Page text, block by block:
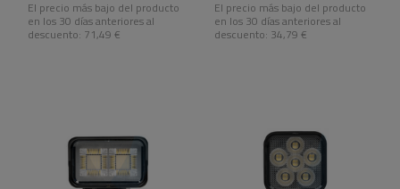
El precio más bajo del producto
en los 30 días anteriores al
descuento: 71,49 €
El precio más bajo del producto
en los 30 días anteriores al
descuento: 34,79 €